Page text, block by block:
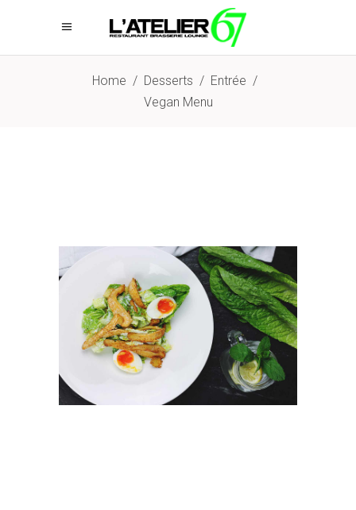
Home / Desserts / Entrée /
Vegan Menu